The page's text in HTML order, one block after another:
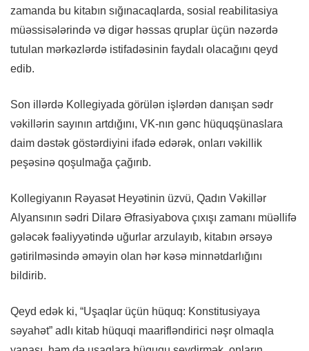
zamanda bu kitabın sığınacaqlarda, sosial reabilitasiya
müəssisələrində və digər həssas qruplar üçün nəzərdə
tutulan mərkəzlərdə istifadəsinin faydalı olacağını qeyd
edib.
Son illərdə Kollegiyada görülən işlərdən danışan sədr
vəkillərin sayının artdığını, VK-nın gənc hüquqşünaslara
daim dəstək göstərdiyini ifadə edərək, onları vəkillik
peşəsinə qoşulmağa çağırıb.
Kollegiyanın Rəyasət Heyətinin üzvü, Qadın Vəkillər
Alyansının sədri Dilarə Əfrasiyabova çıxışı zamanı müəllifə
gələcək fəaliyyətində uğurlar arzulayıb, kitabın ərsəyə
gətirilməsində əməyin olan hər kəsə minnətdarlığını
bildirib.
Qeyd edək ki, “Uşaqlar üçün hüquq: Konstitusiyaya
səyahət” adlı kitab hüquqi maarifləndirici nəşr olmaqla